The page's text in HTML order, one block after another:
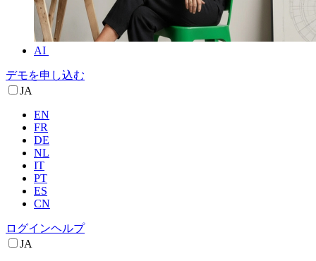
AI
デモを申し込む
JA
EN
FR
DE
NL
IT
PT
ES
CN
ログインヘルプ
JA